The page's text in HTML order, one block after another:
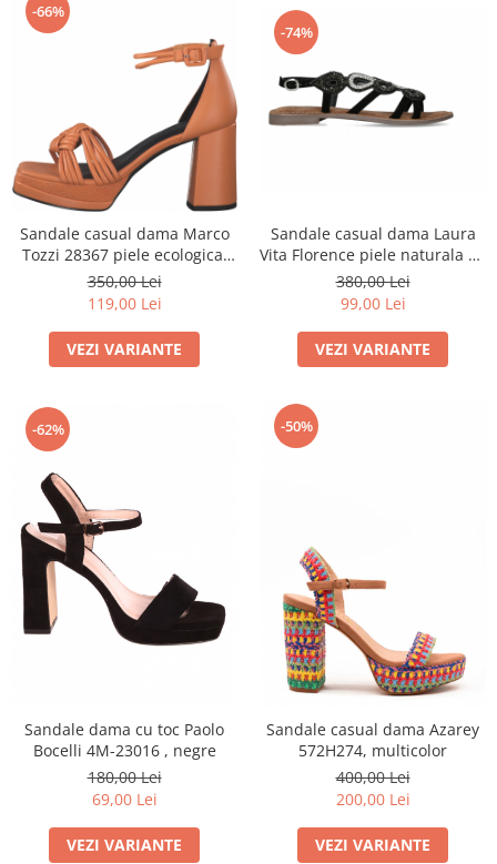
-66%
Sandale casual dama Marco
Tozzi 28367 piele ecologica,
talpa supradimensionata,
portocaliu
350,00 Lei
119,00 Lei
VEZI VARIANTE
-74%
Sandale casual dama Laura
Vita Florence piele naturala cu
strasuri, negre
380,00 Lei
99,00 Lei
VEZI VARIANTE
-62%
Sandale dama cu toc Paolo
Bocelli 4M-23016 , negre
180,00 Lei
69,00 Lei
VEZI VARIANTE
-50%
Sandale casual dama Azarey
572H274, multicolor
400,00 Lei
200,00 Lei
VEZI VARIANTE